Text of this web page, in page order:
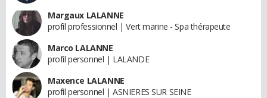
Margaux LALANNE
profil professionnel | Vert marine - Spa thérapeute
Marco LALANNE
profil personnel | LALANDE
Maxence LALANNE
profil personnel | ASNIERES SUR SEINE